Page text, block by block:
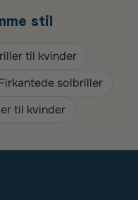
stil
til kvinder
solbriller
til kvinder